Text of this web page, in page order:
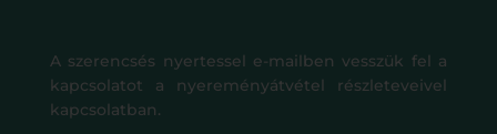
A szerencsés nyertessel e-mailben vesszük fel a
kapcsolatot a nyereményátvétel részleteveivel
kapcsolatban.